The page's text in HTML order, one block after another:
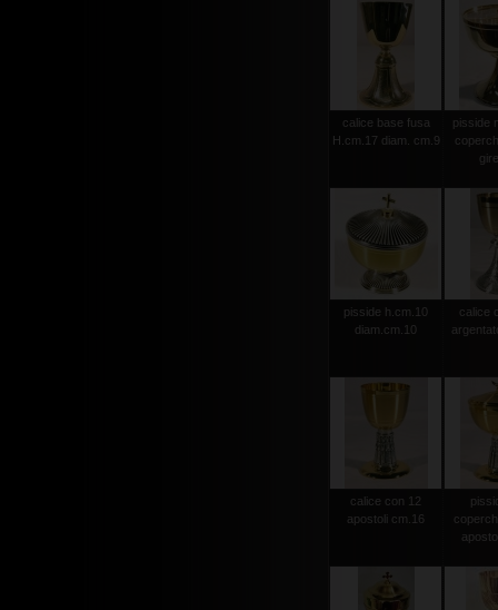
calice base fusa
H.cm.17 diam. cm.9
pisside
pisside h.cm.10
diam.cm.10
calice
calice con 12
apostoli cm.16